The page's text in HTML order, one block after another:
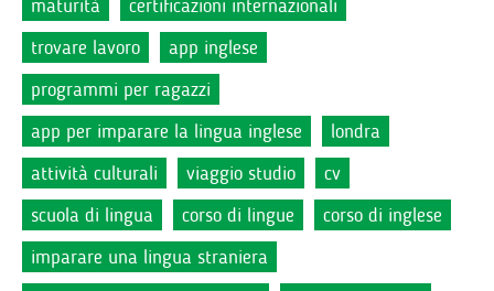
maturità
certificazioni internazionali
trovare lavoro
app inglese
programmi per ragazzi
app per imparare la lingua inglese
londra
attività culturali
viaggio studio
cv
scuola di lingua
corso di lingue
corso di inglese
imparare una lingua straniera